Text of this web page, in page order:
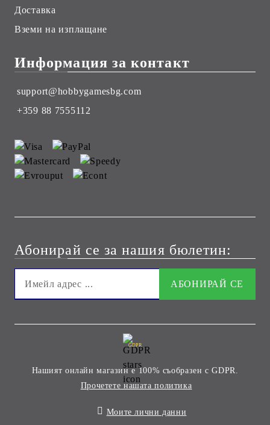
Доставка
Вземи на изплащане
Информация за контакт
support@hobbygamesbg.com
+359 88 7555112
Абонирай се за нашия бюлетин:
GDPR
Нашият онлайн магазин е 100% съобразен с GDPR.
Прочетете нашата политика
Моите лични данни